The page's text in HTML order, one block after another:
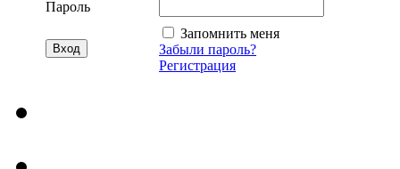
Пароль
Запомнить меня
Забыли пароль?
Регистрация